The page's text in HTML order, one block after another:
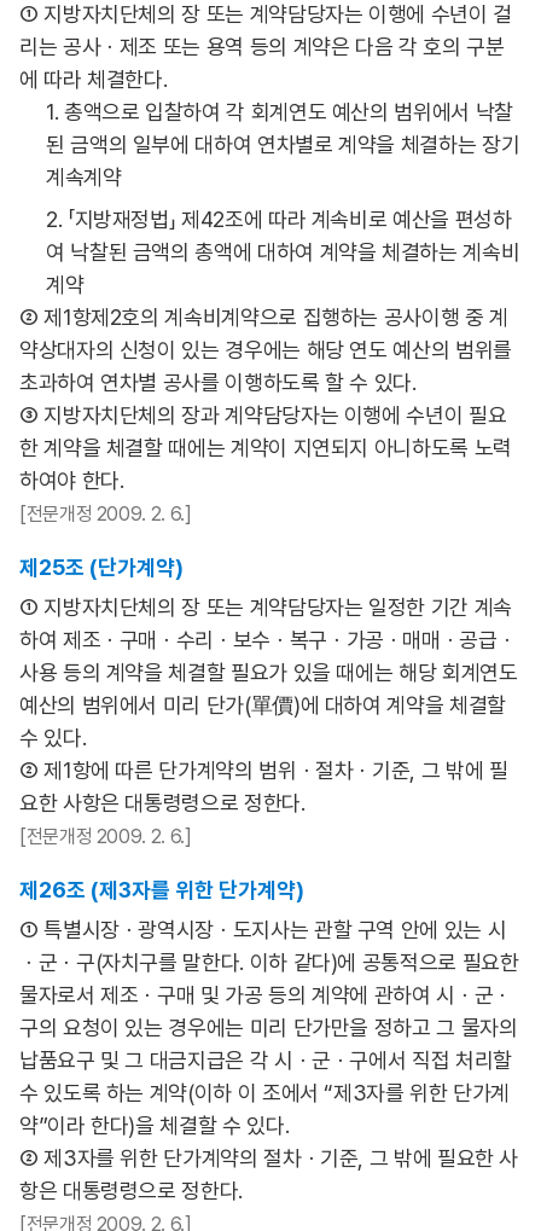
① 지방자치단체의 장 또는 계약담당자는 이행에 수년이 걸
리는 공사ㆍ제조 또는 용역 등의 계약은 다음 각 호의 구분
에 따라 체결한다.
1. 총액으로 입찰하여 각 회계연도 예산의 범위에서 낙찰
된 금액의 일부에 대하여 연차별로 계약을 체결하는 장기
계속계약
2. 「지방재정법」 제42조에 따라 계속비로 예산을 편성하
여 낙찰된 금액의 총액에 대하여 계약을 체결하는 계속비
계약
② 제1항제2호의 계속비계약으로 집행하는 공사이행 중 계
약상대자의 신청이 있는 경우에는 해당 연도 예산의 범위를
초과하여 연차별 공사를 이행하도록 할 수 있다.
③ 지방자치단체의 장과 계약담당자는 이행에 수년이 필요
한 계약을 체결할 때에는 계약이 지연되지 아니하도록 노력
하여야 한다.
[전문개정 2009. 2. 6.]
제25조 (단가계약)
① 지방자치단체의 장 또는 계약담당자는 일정한 기간 계속
하여 제조ㆍ구매ㆍ수리ㆍ보수ㆍ복구ㆍ가공ㆍ매매ㆍ공급ㆍ
사용 등의 계약을 체결할 필요가 있을 때에는 해당 회계연도
예산의 범위에서 미리 단가(單價)에 대하여 계약을 체결할
수 있다.
② 제1항에 따른 단가계약의 범위ㆍ절차ㆍ기준, 그 밖에 필
요한 사항은 대통령령으로 정한다.
[전문개정 2009. 2. 6.]
제26조 (제3자를 위한 단가계약)
① 특별시장ㆍ광역시장ㆍ도지사는 관할 구역 안에 있는 시
ㆍ군ㆍ구(자치구를 말한다. 이하 같다)에 공통적으로 필요한
물자로서 제조ㆍ구매 및 가공 등의 계약에 관하여 시ㆍ군ㆍ
구의 요청이 있는 경우에는 미리 단가만을 정하고 그 물자의
납품요구 및 그 대금지급은 각 시ㆍ군ㆍ구에서 직접 처리할
수 있도록 하는 계약(이하 이 조에서 “제3자를 위한 단가계
약”이라 한다)을 체결할 수 있다.
② 제3자를 위한 단가계약의 절차ㆍ기준, 그 밖에 필요한 사
항은 대통령령으로 정한다.
[전문개정 2009. 2. 6.]